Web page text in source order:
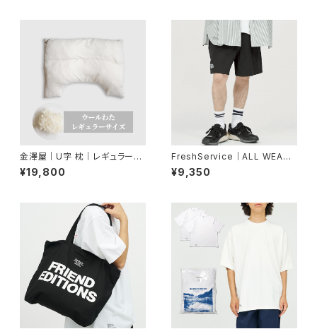
金澤屋｜U字 枕｜レギュラーサ
イズ／本体 ウールわた
¥19,800
FreshService｜ALL WEATH
ER SHORTS
¥9,350